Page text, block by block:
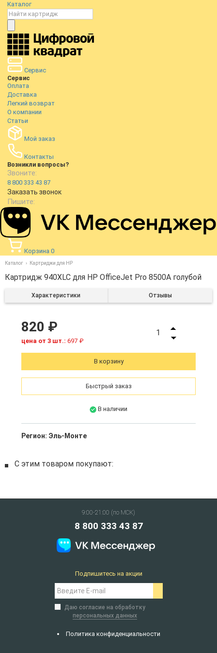
Каталог
Сервис
Сервис
Оплата
Доставка
Легкий возврат
О компании
Статьи
Мой заказ
Контакты
Возникли вопросы?
Звоните:
8 800 333 43 87
Заказать звонок
Пишите:
Корзина 0
Каталог Картриджи для HP
Картридж 940XLC для HP OfficeJet Pro 8500A голубой
Характеристики Отзывы
820 ₽
цена от 3 шт.: 697 ₽
1
В корзину
Быстрый заказ
В наличии
Регион: Эль-Монте
С этим товаром покупают:
9:00-21:00 (по МСК)
8 800 333 43 87
Политика конфиденциальности
Подпишитесь на акции
Даю согласие на обработку
персональных данных